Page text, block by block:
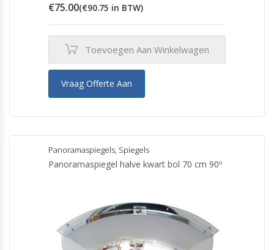
€75.00(€90.75 in BTW)
Toevoegen Aan Winkelwagen
Vraag Offerte Aan
Panoramaspiegels, Spiegels
Panoramaspiegel halve kwart bol 70 cm 90º